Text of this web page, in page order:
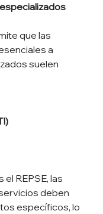
que las
a
suelen
REPSE, las
deben
específicos, lo